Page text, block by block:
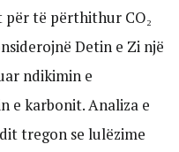
për të përthithur CO₂
Detin e Zi një
ndikimin e
e karbonit. Analiza e
tregon se lulëzime